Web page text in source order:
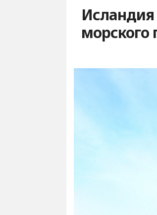
Исландия
морского